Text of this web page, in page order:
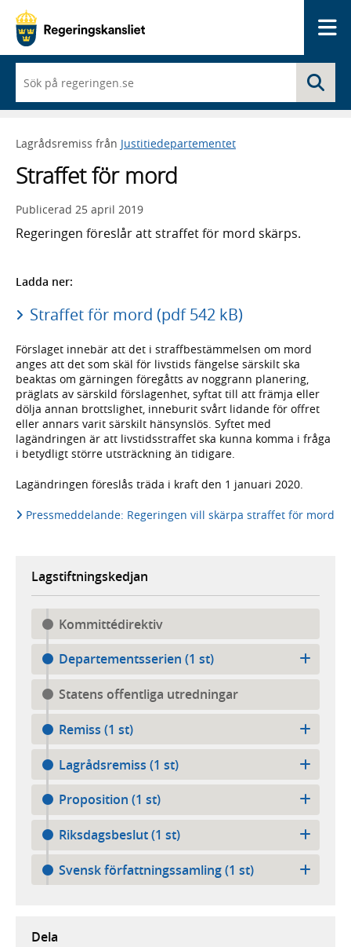
du
börjar
skriva
framträder
lista
med
sökförslag
Lagrådsremiss från Justitiedepartementet
Straffet för mord
Publicerad 25 april 2019
Regeringen föreslår att straffet för mord skärps.
Ladda ner:
Straffet för mord (pdf 542 kB)
Förslaget innebär att det i straffbestämmelsen om mord
anges att det som skäl för livstids fängelse särskilt ska
beaktas om gärningen föregåtts av noggrann planering,
präglats av särskild förslagenhet, syftat till att främja eller
dölja annan brottslighet, inneburit svårt lidande för offret
eller annars varit särskilt hänsynslös. Syftet med
lagändringen är att livstidsstraffet ska kunna komma i fråga
i betydligt större utsträckning än tidigare.
Lagändringen föreslås träda i kraft den 1 januari 2020.
Pressmeddelande: Regeringen vill skärpa straffet för mord
Lagstiftningskedjan
Kommittédirektiv
Departementsserien (1 st)
Statens offentliga utredningar
Remiss (1 st)
Lagrådsremiss (1 st)
Proposition (1 st)
Riksdagsbeslut (1 st)
Svensk författningssamling (1 st)
Dela